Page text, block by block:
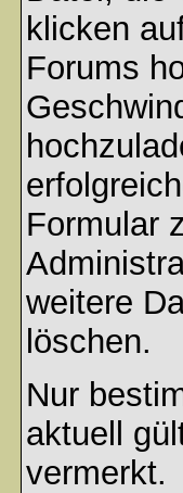
klicken
Forums
Formular
weitere
löschen.
Nur
aktuell
vermerkt.